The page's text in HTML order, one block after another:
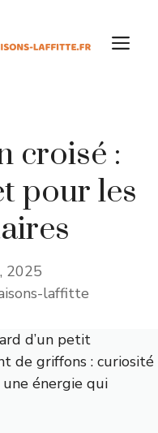
croisé :
pour les
2025
laffitte
d’un petit
de griffons : curiosité
énergie qui